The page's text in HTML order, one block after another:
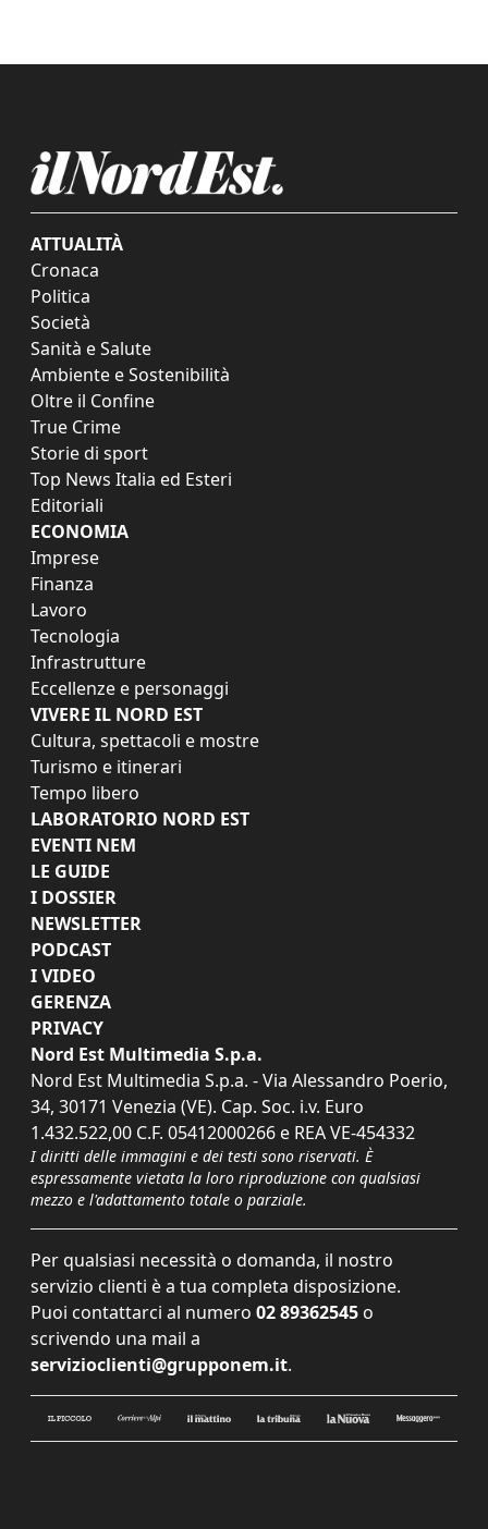
ATTUALITÀ
Cronaca
Politica
Società
Sanità e Salute
Ambiente e Sostenibilità
Oltre il Confine
True Crime
Storie di sport
Top News Italia ed Esteri
Editoriali
ECONOMIA
Imprese
Finanza
Lavoro
Tecnologia
Infrastrutture
Eccellenze e personaggi
VIVERE IL NORD EST
Cultura, spettacoli e mostre
Turismo e itinerari
Tempo libero
LABORATORIO NORD EST
EVENTI NEM
LE GUIDE
I DOSSIER
NEWSLETTER
PODCAST
I VIDEO
GERENZA
PRIVACY
Nord Est Multimedia S.p.a.
Nord Est Multimedia S.p.a. - Via Alessandro Poerio,
34, 30171 Venezia (VE). Cap. Soc. i.v. Euro
1.432.522,00 C.F. 05412000266 e REA VE-454332
I diritti delle immagini e dei testi sono riservati. È
espressamente vietata la loro riproduzione con qualsiasi
mezzo e l'adattamento totale o parziale.
Per qualsiasi necessità o domanda, il nostro
servizio clienti è a tua completa disposizione.
Puoi contattarci al numero 02 89362545 o
scrivendo una mail a
servizioclienti@grupponem.it.